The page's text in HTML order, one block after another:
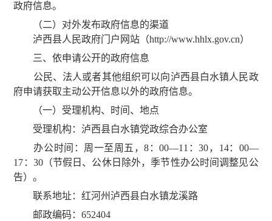
政府信息。
（二）对外发布政府信息的渠道
泸西县人民政府门户网站（http://www.hhlx.gov.cn）
三、依申请公开的政府信息
公民、法人或者其他组织可以向泸西县白水镇人民政
府申请获取主动公开信息以外的政府信息。
（一）受理机构、时间、地点
受理机构：泸西县白水镇党政综合办公室
办公时间：周一至周五，8：00—11：30，14：00—
17：30（节假日、公休日除外，季节性办公时间调整见公
告）。
联系地址：红河州泸西县白水镇龙溪路
邮政编码：652404